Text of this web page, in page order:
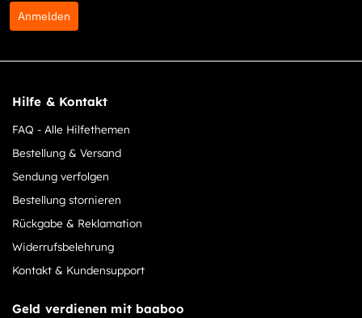
Anmelden
Hilfe & Kontakt
FAQ - Alle Hilfethemen
Bestellung & Versand
Sendung verfolgen
Bestellung stornieren
Rückgabe & Reklamation
Widerrufsbelehrung
Kontakt & Kundensupport
Geld verdienen mit baaboo